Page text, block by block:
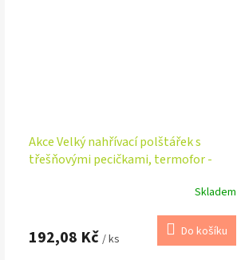
Akce Velký nahřívací polštářek s
třešňovými pecičkami, termofor -
Skladem
192,08 Kč / ks Do košíku